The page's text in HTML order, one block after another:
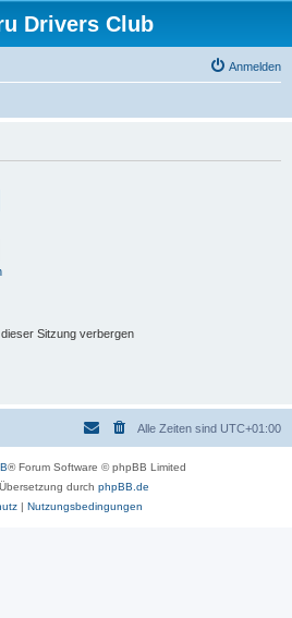
Drivers Club
Anmelden
Sitzung verbergen
Alle Zeiten sind UTC+01:00
® Forum Software © phpBB Limited
durch phpBB.de
| Nutzungsbedingungen